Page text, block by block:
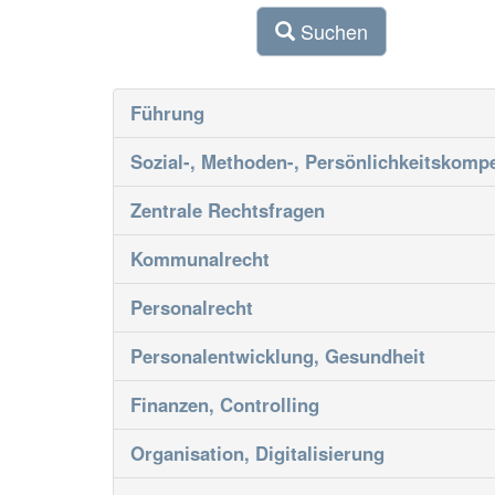
Suchen
Führung
Sozial-, Methoden-,
Zentrale Rechtsfragen
Kommunalrecht
Personalrecht
Personalentwicklung, Gesundheit
Finanzen, Controlling
Organisation, Digitalisierung